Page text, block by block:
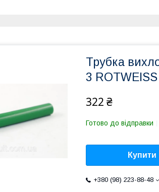
Трубка
3
322 ₴
Готово до відправки
Купити
+380 (98) 223-88-48